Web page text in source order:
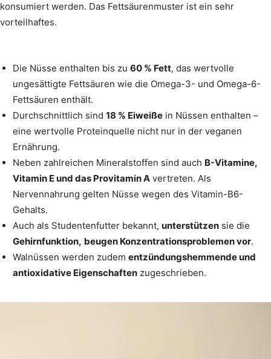
konsumiert werden. Das Fettsäurenmuster ist ein sehr
vorteilhaftes.
Die Nüsse enthalten bis zu 60 % Fett, das wertvolle
ungesättigte Fettsäuren wie die Omega-3- und Omega-6-
Fettsäuren enthält.
Durchschnittlich sind 18 % Eiweiße in Nüssen enthalten –
eine wertvolle Proteinquelle nicht nur in der veganen
Ernährung.
Neben zahlreichen Mineralstoffen sind auch B-Vitamine,
Vitamin E und das Provitamin A vertreten. Als
Nervennahrung gelten Nüsse wegen des Vitamin-B6-
Gehalts.
Auch als Studentenfutter bekannt, unterstützen sie die
Gehirnfunktion, beugen Konzentrationsproblemen vor.
Walnüssen werden zudem entzündungshemmende und
antioxidative Eigenschaften zugeschrieben.